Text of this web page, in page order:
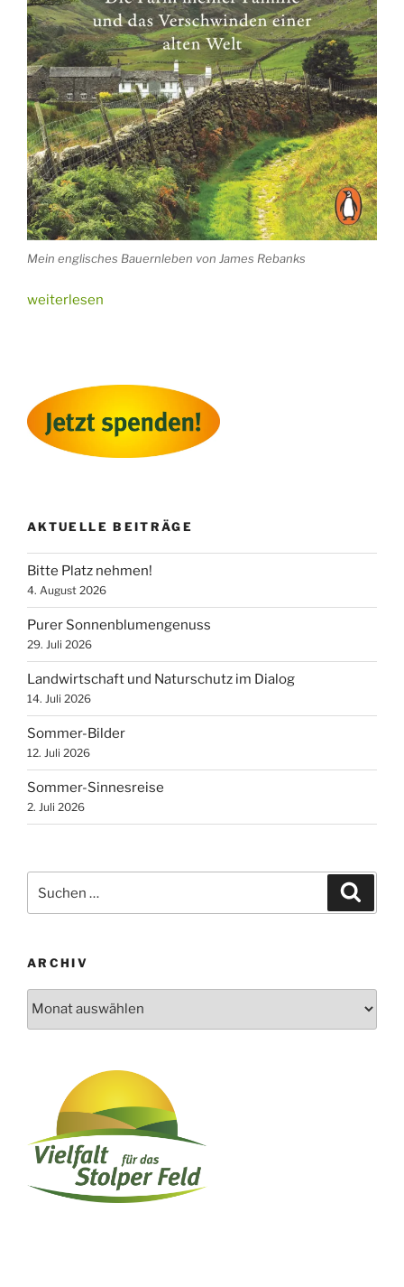
Mein englisches Bauernleben von James Rebanks
„Buchtipp:
Zukunft“
weiterlesen
AKTUELLE BEITRÄGE
Bitte Platz nehmen!
4. August 2026
Purer Sonnenblumengenuss
29. Juli 2026
Landwirtschaft und Naturschutz im Dialog
14. Juli 2026
Sommer-Bilder
12. Juli 2026
Sommer-Sinnesreise
2. Juli 2026
nach:
ARCHIV